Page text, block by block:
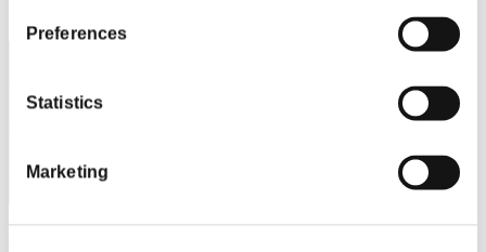
Preferences
Statistics
Marketing